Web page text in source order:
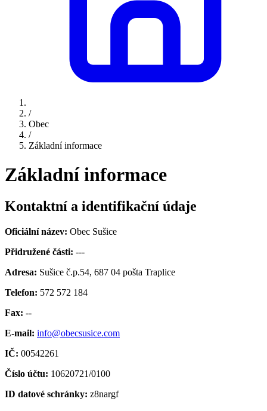
/
Obec
/
Základní informace
Základní informace
Kontaktní a identifikační údaje
Oficiální název: Obec Sušice
Přidružené části: ---
Adresa: Sušice č.p.54, 687 04 pošta Traplice
Telefon: 572 572 184
Fax: --
E-mail: info@obecsusice.com
IČ: 00542261
Číslo účtu: 10620721/0100
ID datové schránky: z8nargf